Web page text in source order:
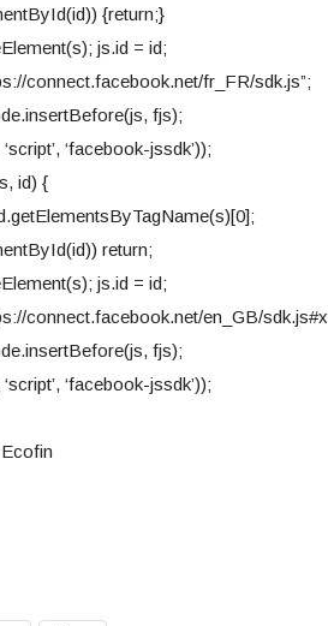
{return;}
js.id = id;
connect.facebook.net/fr_FR/sdk.js”;
fjs);
‘facebook-jssdk’));
id) {
return;
js.id = id;
connect.facebook.net/en_GB/
fjs);
‘facebook-jssdk’));